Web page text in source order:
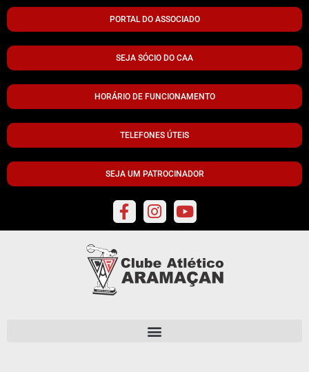
PORTAL DO ASSOCIADO
SEJA SÓCIO DO CAA
HORÁRIO DE FUNCIONAMENTO
TELEFONES ÚTEIS
SEJA UM PATROCINADOR